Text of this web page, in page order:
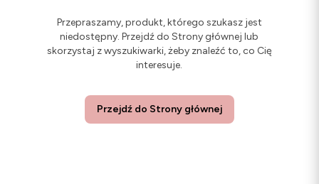
Przepraszamy, produkt, którego szukasz jest
niedostępny. Przejdź do Strony głównej lub
skorzystaj z wyszukiwarki, żeby znaleźć to, co Cię
interesuje.
Przejdź do Strony głównej